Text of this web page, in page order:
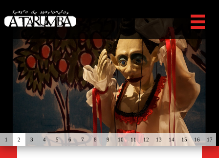
1 2 3 4 5 6 7 8 9 10 11 12 13 14 15 16 17